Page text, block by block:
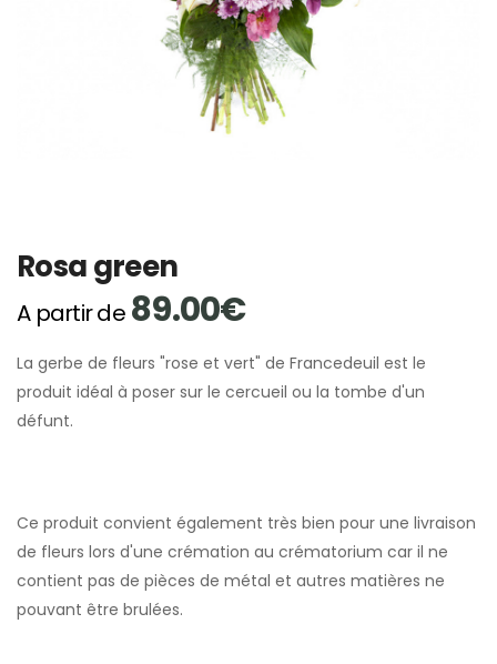
Rosa green
A partir de 89.00€
La gerbe de fleurs "rose et vert" de Francedeuil est le
produit idéal à poser sur le cercueil ou la tombe d'un
défunt.
Ce produit convient également très bien pour une livraison
de fleurs lors d'une crémation au crématorium car il ne
contient pas de pièces de métal et autres matières ne
pouvant être brulées.